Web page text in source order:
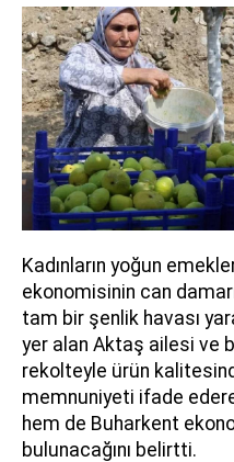
Kadınların yoğun
ekonomisinin can
tam bir şenlik havası
yer alan Aktaş ailesi ve
rekolteyle ürün
memnuniyeti ifade
hem de Buharkent
bulunacağını belirtti.